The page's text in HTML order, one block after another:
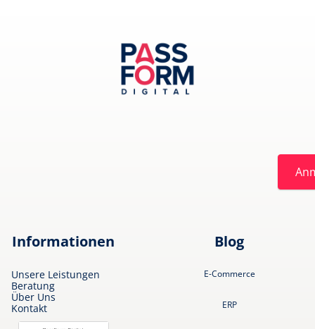
Informationen
Unsere Leistungen
Beratung
Über Uns
Kontakt
Blog
E-Commerce
ERP